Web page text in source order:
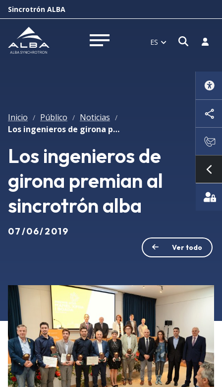
Sincrotrón ALBA
Abrir menú ES Abrir
Inicio / Público / Noticias /
Los ingenieros de girona premian al sincrotrón alba
Los ingenieros de
girona premian al
sincrotrón alba
07/06/2019
Ver todo